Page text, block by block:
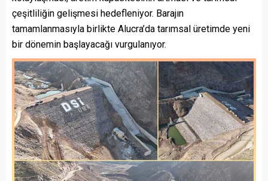
çeşitliliğin gelişmesi hedefleniyor. Barajın
tamamlanmasıyla birlikte Alucra’da tarımsal üretimde yeni
bir dönemin başlayacağı vurgulanıyor.